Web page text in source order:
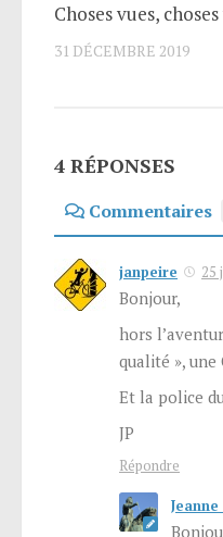
Choses vues,
31 DÉCEMBRE 2019
4 RÉPONSES
Commentaires
janpeire 25
Bonjour,
hors
qualité »,
Et la police
JP
Répondre